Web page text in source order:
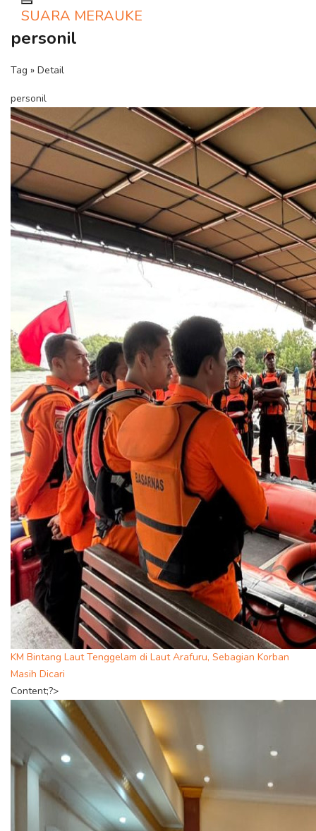
Toggle navigation
SUARA MERAUKE
personil
Tag » Detail
personil
KM Bintang Laut Tenggelam di Laut Arafuru, Sebagian Korban
Masih Dicari
Content;?>